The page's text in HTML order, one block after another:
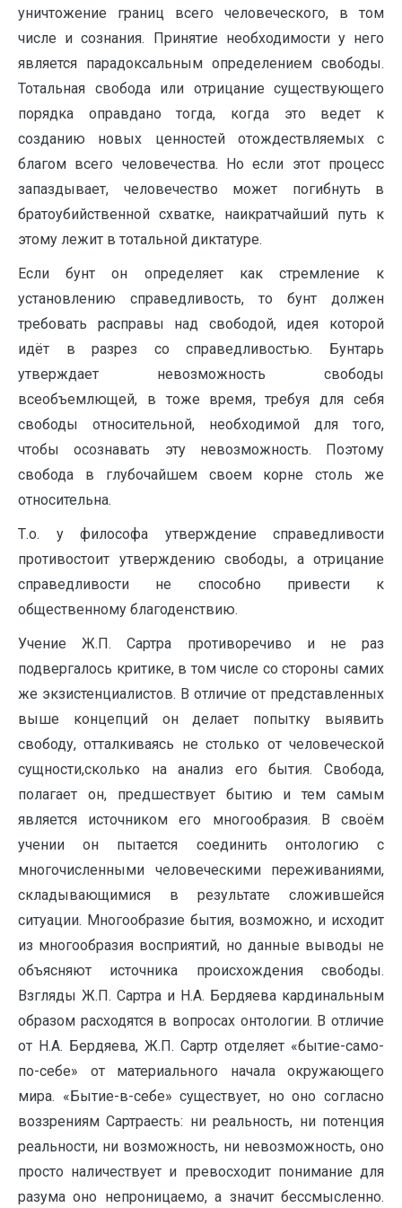
уничтожение границ всего человеческого, в том
числе и сознания. Принятие необходимости у него
является парадоксальным определением свободы.
Тотальная свобода или отрицание существующего
порядка оправдано тогда, когда это ведет к
созданию новых ценностей отождествляемых с
благом всего человечества. Но если этот процесс
запаздывает, человечество может погибнуть в
братоубийственной схватке, наикратчайший путь к
этому лежит в тотальной диктатуре.
Если бунт он определяет как стремление к
установлению справедливость, то бунт должен
требовать расправы над свободой, идея которой
идёт в разрез со справедливостью. Бунтарь
утверждает невозможность свободы
всеобъемлющей, в тоже время, требуя для себя
свободы относительной, необходимой для того,
чтобы осознавать эту невозможность. Поэтому
свобода в глубочайшем своем корне столь же
относительна.
Т.о. у философа утверждение справедливости
противостоит утверждению свободы, а отрицание
справедливости не способно привести к
общественному благоденствию.
Учение Ж.П. Сартра противоречиво и не раз
подвергалось критике, в том числе со стороны самих
же экзистенциалистов. В отличие от представленных
выше концепций он делает попытку выявить
свободу, отталкиваясь не столько от человеческой
сущности,сколько на анализ его бытия. Свобода,
полагает он, предшествует бытию и тем самым
является источником его многообразия. В своём
учении он пытается соединить онтологию с
многочисленными человеческими переживаниями,
складывающимися в результате сложившейся
ситуации. Многообразие бытия, возможно, и исходит
из многообразия восприятий, но данные выводы не
объясняют источника происхождения свободы.
Взгляды Ж.П. Сартра и Н.А. Бердяева кардинальным
образом расходятся в вопросах онтологии. В отличие
от Н.А. Бердяева, Ж.П. Сартр отделяет «бытие-само-
по-себе» от материального начала окружающего
мира. «Бытие-в-себе» существует, но оно согласно
воззрениям Сартраесть: ни реальность, ни потенция
реальности, ни возможность, ни невозможность, оно
просто наличествует и превосходит понимание для
разума оно непроницаемо, а значит бессмысленно.